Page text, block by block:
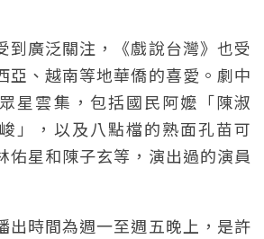
到廣泛關注，《戲說台灣》也受
亞、越南等地華僑的喜愛。劇中
星雲集，包括國民阿嬤「陳淑
」，以及八點檔的熟面孔苗可
佑星和陳子玄等，演出過的演員
出時間為週一至週五晚上，是許